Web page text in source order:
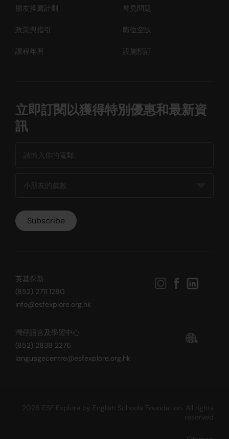
朋友推薦計劃 常見問題
政策與指引 職位空缺
課程年曆 設施預訂
立即訂閱以獲得特別優惠和最新資
訊
英基探新
(852) 2711 1280
info@esfexplore.org.hk
灣仔語言及學習中心
(852) 2838 2276
languagecentre@esfexplore.org.hk
2026 ESF Explore by English Schools Foundation. All rights
reserved